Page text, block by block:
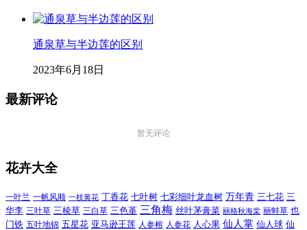
通泉草与半边莲的区别
2023年6月18日
最新评论
暂无评论
花卉大全
一叶兰 一帆风顺 一枝黄花 丁香花 七叶树 七彩细叶龙血树 万年青 三七花 三
华李 三叶草 三棱草 三白草 三色堇 三角梅 丝叶茅膏菜 丽格秋海棠 丽蚌草 也
门铁 五叶地锦 五星花 亚马逊王莲 人参榕 人参花 人心果 仙人掌 仙人球 仙